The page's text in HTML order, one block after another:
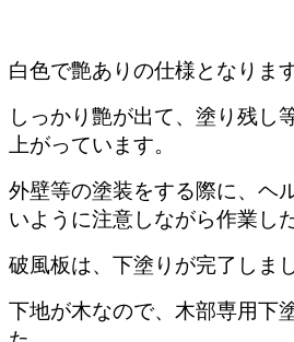
白色で艶ありの仕様となります
しっかり艶が出て、塗り残し
上がっています。
外壁等の塗装をする際に、ヘ
いように注意しながら作業し
破風板は、下塗りが完了しまし
下地が木なので、木部専用下